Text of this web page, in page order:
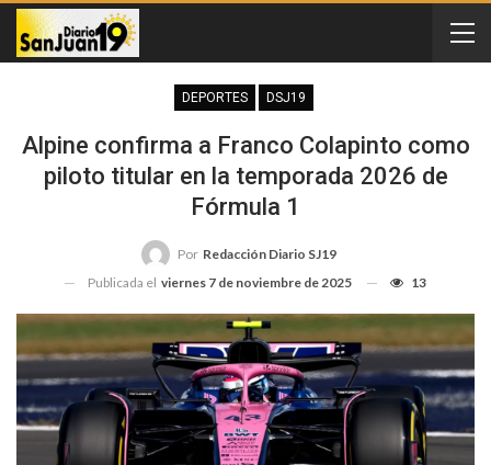
DEPORTES DSJ19
Alpine confirma a Franco Colapinto como
piloto titular en la temporada 2026 de
Fórmula 1
Por Redacción Diario SJ19
Publicada el viernes 7 de noviembre de 2025 13